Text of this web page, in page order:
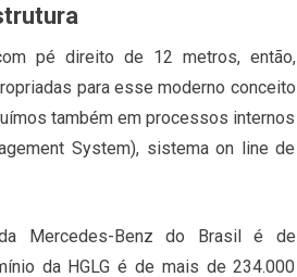
pé direito de 12 metros, então,
para esse moderno conceito
também em processos internos
System), sistema on line de
Mercedes-Benz do Brasil é de
da HGLG é de mais de 234.000